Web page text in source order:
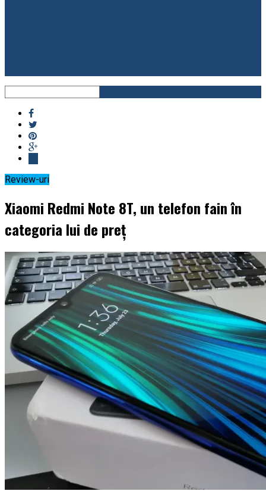
Review-uri
Xiaomi Redmi Note 8T, un telefon fain în
categoria lui de preț